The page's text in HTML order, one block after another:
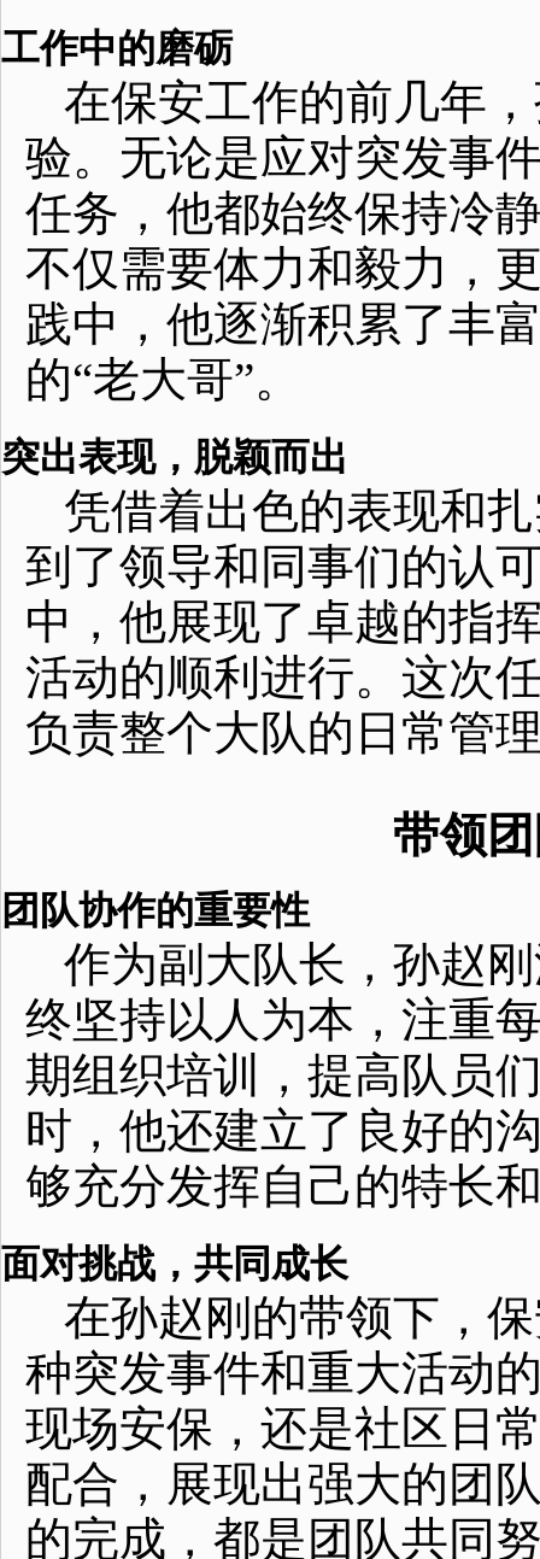
工作中的磨砺
在保安工作的前几年
验。无论是应对突发事
任务，他都始终保持冷
不仅需要体力和毅力，
践中，他逐渐积累了丰
的“老大哥”。
突出表现，脱颖而出
凭借着出色的表现和
到了领导和同事们的认
中，他展现了卓越的指
活动的顺利进行。这次
负责整个大队的日常管
带领
团队协作的重要性
作为副大队长，孙赵
终坚持以人为本，注重
期组织培训，提高队员
时，他还建立了良好的
够充分发挥自己的特长
面对挑战，共同成长
在孙赵刚的带领下，
种突发事件和重大活动
现场安保，还是社区日
配合，展现出强大的团
的完成，都是团队共同